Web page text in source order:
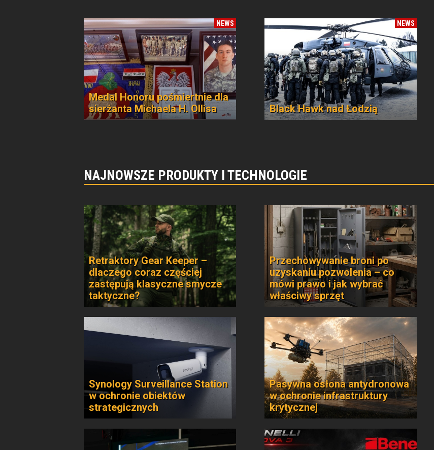
NEWS
Medal Honoru pośmiertnie dla
sierżanta Michaela H. Ollisa
NEWS
Black Hawk nad Łodzią
NAJNOWSZE PRODUKTY I TECHNOLOGIE
Retraktory Gear Keeper –
dlaczego coraz częściej
zastępują klasyczne smycze
taktyczne?
Przechowywanie broni po
uzyskaniu pozwolenia – co
mówi prawo i jak wybrać
właściwy sprzęt
Synology Surveillance Station
w ochronie obiektów
strategicznych
Pasywna osłona antydronowa
w ochronie infrastruktury
krytycznej